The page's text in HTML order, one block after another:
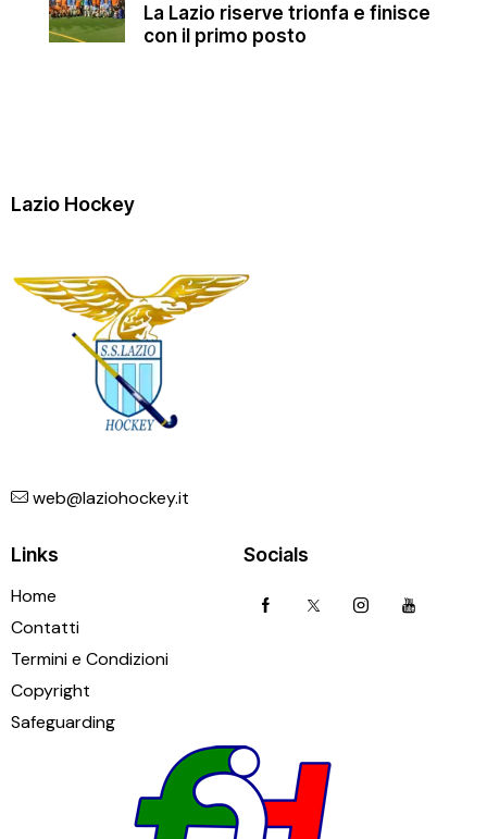
La Lazio riserve trionfa e finisce
con il primo posto
Lazio Hockey
web@laziohockey.it
Links
Home
Contatti
Termini e Condizioni
Copyright
Safeguarding
Socials